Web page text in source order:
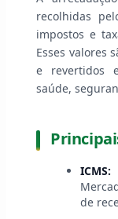
recolhidas
impostos e
Esses valores
e revertidos
saúde,
ICMS:
de